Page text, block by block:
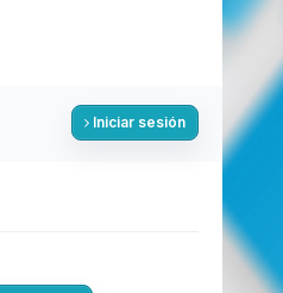
Iniciar sesión